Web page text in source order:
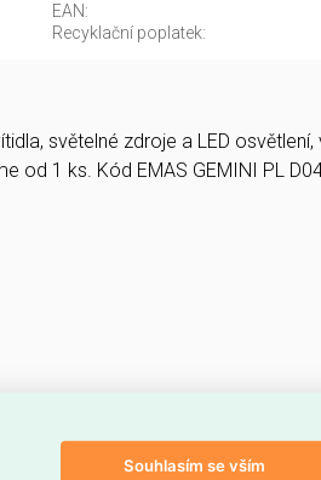
EAN:
Recyklační poplatek:
světelné zdroje a LED
od 1 ks. Kód EMAS GEMINI PL
Souhlasím se vším